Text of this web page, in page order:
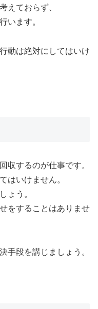
えておらず、
います。
動は絶対にしてはいけ
収するのが仕事です。
はいけません。
ょう。
をすることはありませ
手段を講じましょう。